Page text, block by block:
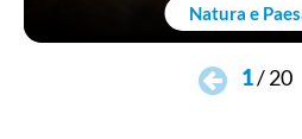
Natura e
1/20